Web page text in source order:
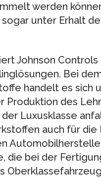
werden
unter Erhalt
Johnson
Bei
handelt es sich
Produktion des
Luxusklasse
auch für
die bei der